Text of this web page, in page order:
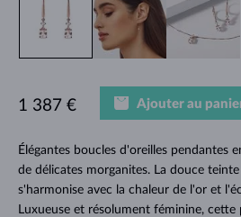
Élégantes boucles d'oreilles pendantes
de délicates morganites. La douce
s'harmonise avec la chaleur de l'or et
Luxueuse et résolument féminine,
1 387 € Ajouter au